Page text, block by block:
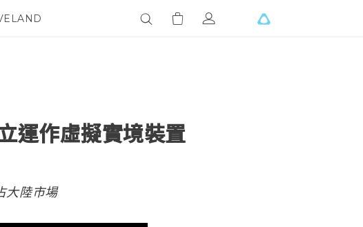
運作虛擬實境裝置
大陸市場